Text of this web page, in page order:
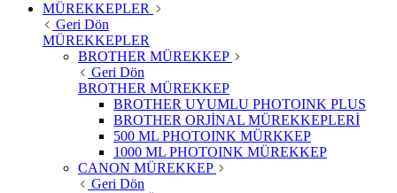
MÜREKKEPLER
Geri Dön
MÜREKKEPLER
BROTHER MÜREKKEP
Geri Dön
BROTHER MÜREKKEP
BROTHER UYUMLU PHOTOINK PLUS
BROTHER ORJİNAL MÜREKKEPLERİ
500 ML PHOTOINK MÜRKKEP
1000 ML PHOTOINK MÜREKKEP
CANON MÜREKKEP
Geri Dön